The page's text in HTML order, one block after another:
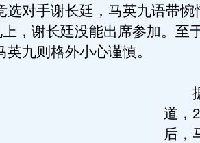
选对手谢长廷，马英九语带惋
上，谢长廷没能出席参加。至
英九则格外小心谨慎。
据
道，
后，